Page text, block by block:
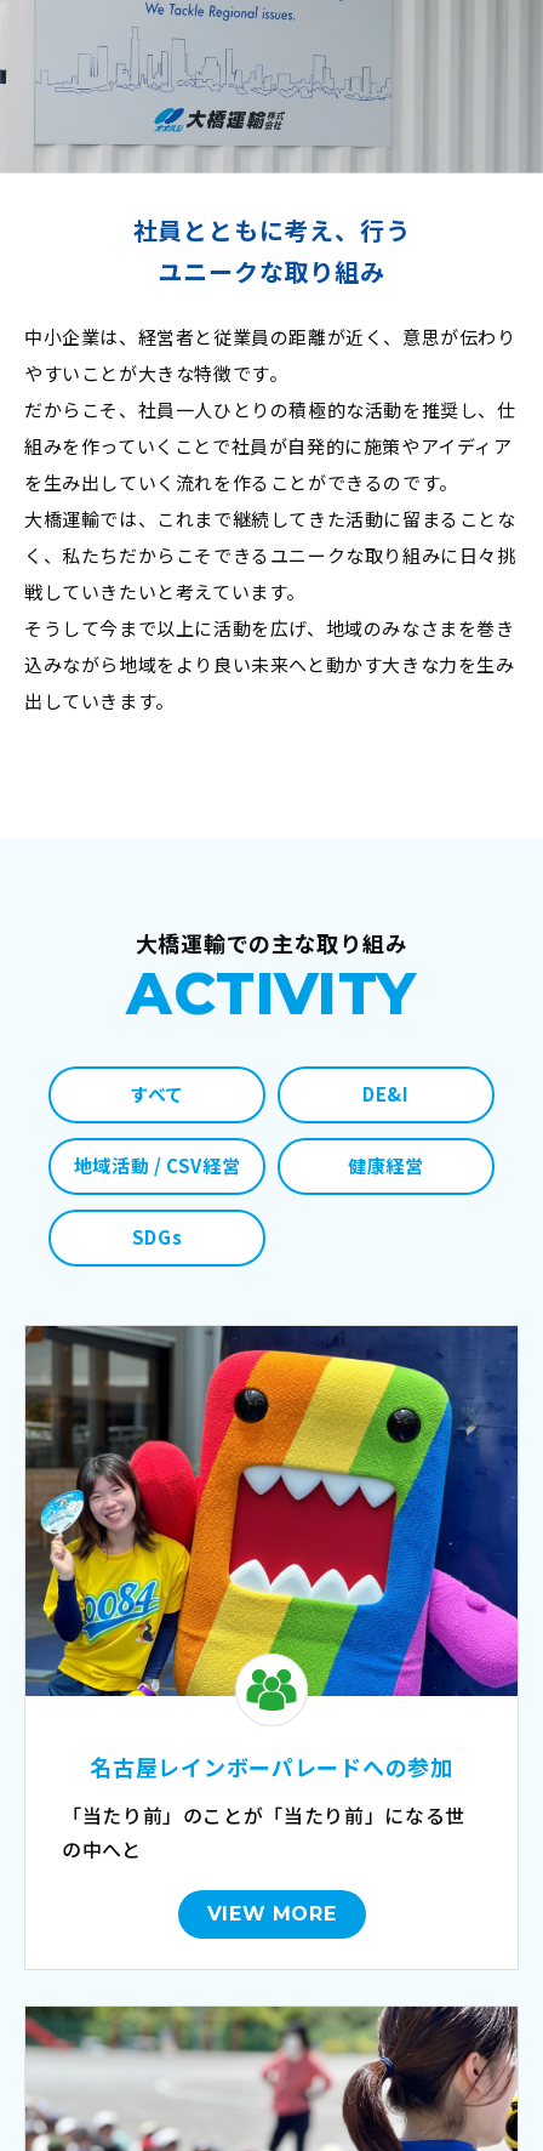
社員とともに考え、行う
ユニークな取り組み
中小企業は、経営者と従業員の距離が近く、意思が伝わり
やすいことが大きな特徴です。
だからこそ、社員一人ひとりの積極的な活動を推奨し、仕
組みを作っていくことで社員が自発的に施策やアイディア
を生み出していく流れを作ることができるのです。
大橋運輸では、これまで継続してきた活動に留まることな
く、私たちだからこそできるユニークな取り組みに日々挑
戦していきたいと考えています。
そうして今まで以上に活動を広げ、地域のみなさまを巻き
込みながら地域をより良い未来へと動かす大きな力を生み
出していきます。
大橋運輸での主な取り組み
ACTIVITY
すべて DE&I
地域活動 / CSV経営 健康経営
SDGs
名古屋レインボーパレードへの参加
「当たり前」のことが「当たり前」になる世
の中へと
VIEW MORE